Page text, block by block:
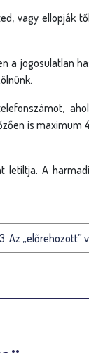
vagy ellopják
a jogosulatlan
is maximum
letiltja. A
Az „előrehozott”